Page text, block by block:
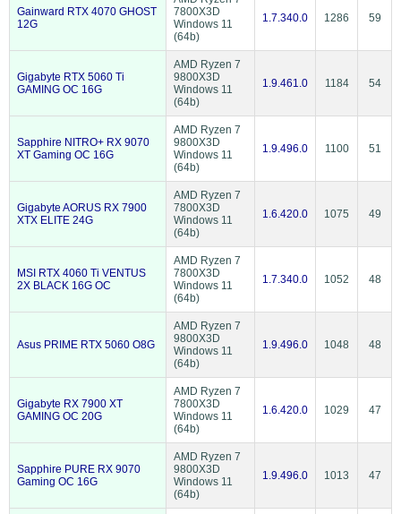
Gainward RTX 4070 GHOST
12G
7800X3D
Windows 11
(64b)
1.7.340.0 1286 59
Gigabyte RTX 5060 Ti
GAMING OC 16G
AMD Ryzen 7
9800X3D
Windows 11
(64b)
1.9.461.0 1184 54
Sapphire NITRO+ RX 9070
XT Gaming OC 16G
AMD Ryzen 7
9800X3D
Windows 11
(64b)
1.9.496.0 1100 51
Gigabyte AORUS RX 7900
XTX ELITE 24G
AMD Ryzen 7
7800X3D
Windows 11
(64b)
1.6.420.0 1075 49
MSI RTX 4060 Ti VENTUS
2X BLACK 16G OC
AMD Ryzen 7
7800X3D
Windows 11
(64b)
1.7.340.0 1052 48
Asus PRIME RTX 5060 O8G
AMD Ryzen 7
9800X3D
Windows 11
(64b)
1.9.496.0 1048 48
Gigabyte RX 7900 XT
GAMING OC 20G
AMD Ryzen 7
7800X3D
Windows 11
(64b)
1.6.420.0 1029 47
Sapphire PURE RX 9070
Gaming OC 16G
AMD Ryzen 7
9800X3D
Windows 11
(64b)
1.9.496.0 1013 47